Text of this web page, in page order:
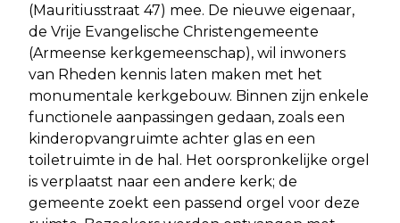
(Mauritiusstraat 47) mee. De nieuwe eigenaar,
de Vrije Evangelische Christengemeente
(Armeense kerkgemeenschap), wil inwoners
van Rheden kennis laten maken met het
monumentale kerkgebouw. Binnen zijn enkele
functionele aanpassingen gedaan, zoals een
kinderopvangruimte achter glas en een
toiletruimte in de hal. Het oorspronkelijke orgel
is verplaatst naar een andere kerk; de
gemeente zoekt een passend orgel voor deze